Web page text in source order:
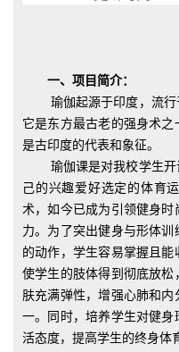
一、项目简介：
瑜伽起源于印度，流行
它是东方最古老的强身术
是古印度的代表和象征。
瑜伽课是对我校学生
己的兴趣爱好选定的体育
术，如今已成为引领健身
力。为了突出健身与形体
的动作，学生容易掌握且
使学生的肢体得到彻底放
肤充满弹性，增强心肺和
一。同时，培养学生对健
活态度，提高学生的终身体